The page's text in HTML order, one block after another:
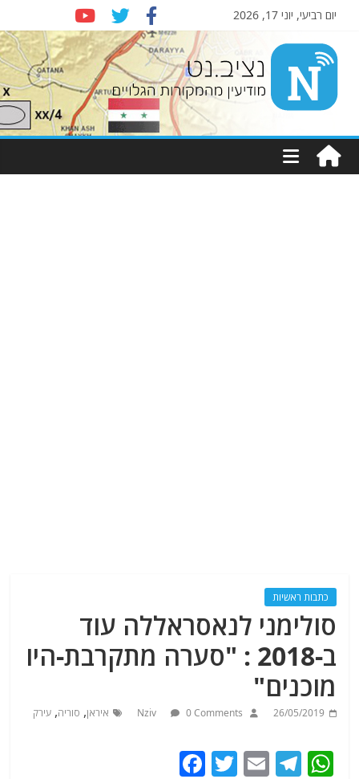
יום רביעי, יוני 17, 2026
Nziv.net
מודיעין
מהמקורות
כתבות ראשיות
סולימני לנאסראללה עוד
ב-2018 : "סערה מתקרבת-היו
מוכנים"
26/05/2019
Nziv 0 Comments איראן, סוריה,עירק
W
T
E
T